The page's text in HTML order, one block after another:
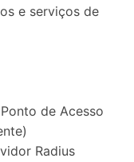
e serviços de
de Acesso
Radius